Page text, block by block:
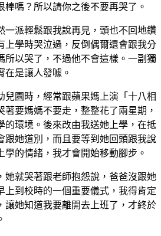
棒嗎？所以請你之後不要再哭了。
一派輕鬆跟我說再見，頭也不回地鑽
上學時哭泣過，反倒偶爾還會跟我分
所以哭了，不過他不會這樣。一副獨
在是讓人發噱。
兒園時，經常跟蘋果媽上演「十八相
要媽媽不要走，整整花了兩星期，
的環境。後來改由我送她上學，在抵
跟她道別，而且要等到她回頭跟我說
的情緒，我才會開始移動腳步。
她就哭著跟老師抱怨說，爸爸沒跟她
上到校時的一個重要儀式，我得肯定
讓她知道我要離開去上班了，才終於